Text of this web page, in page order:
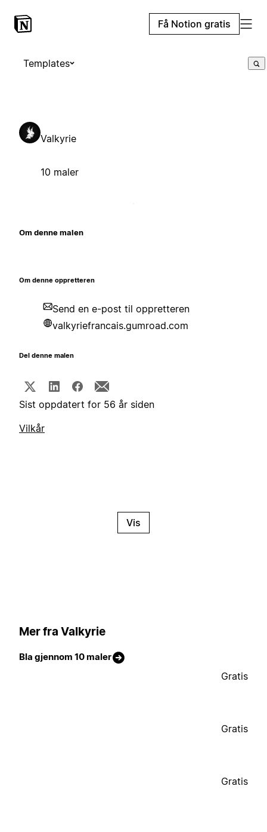
Få Notion gratis
Templates
Valkyrie
10 maler
Om denne malen
Om denne oppretteren
Send en e-post til oppretteren
valkyriefrancais.gumroad.com
Del denne malen
Sist oppdatert for 56 år siden
Vilkår
Vis
Mer fra Valkyrie
Bla gjennom 10 maler
Gratis
Gratis
Gratis